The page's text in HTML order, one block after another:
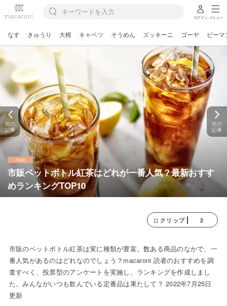
ログイン メニュー
なす きゅうり 大根 キャベツ そうめん ズッキーニ ゴーヤ ピーマ
市販ペットボトル紅茶はどれが一番人気？最新おすす
めランキングTOP10
前の
記事
次の
記事
クリップ 2
市販のペットボトル紅茶は実に種類が豊富。数ある商品のなかで、一
番人気があるのはどれなのでしょう？macaroni 読者のおすすめを調
査すべく、投票型のアンケートを実施し、ランキングを作成しまし
た。みんながいつも飲んでいる定番品は果たして？ 2022年7月25日
更新